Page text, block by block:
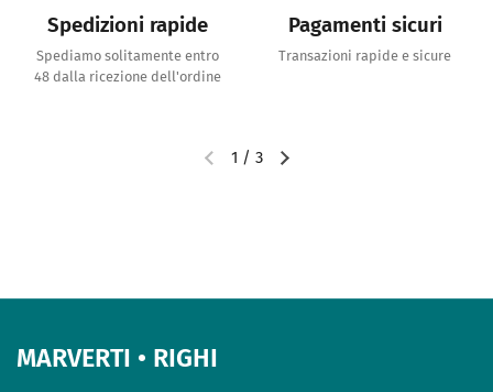
Spedizioni rapide
Spediamo solitamente entro
48 dalla ricezione dell'ordine
Pagamenti sicuri
Transazioni rapide e sicure
1 / 3
MARVERTI • RIGHI